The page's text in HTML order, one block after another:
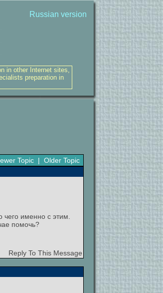
Russian version
in other Internet sites,
preparation in
Topic | Older Topic
именно с этим.
помочь?
Reply To This Message